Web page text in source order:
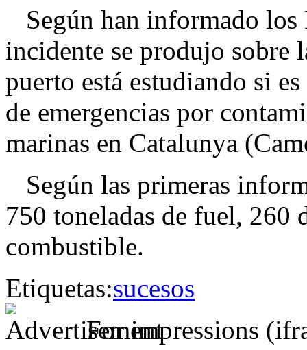
Según han informado los
incidente se produjo sobre
puerto está estudiando si
de emergencias por
marinas en Catalunya
Según las primeras
750 toneladas de fuel, 260
combustible.
Etiquetas:sucesos
For impressions